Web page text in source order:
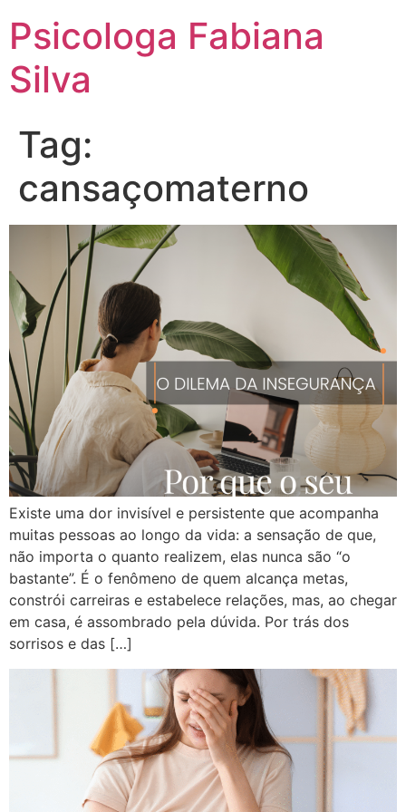
Psicologa Fabiana
Silva
Tag:
cansaçomaterno
Existe uma dor invisível e persistente que acompanha
muitas pessoas ao longo da vida: a sensação de que,
não importa o quanto realizem, elas nunca são “o
bastante”. É o fenômeno de quem alcança metas,
constrói carreiras e estabelece relações, mas, ao chegar
em casa, é assombrado pela dúvida. Por trás dos
sorrisos e das […]